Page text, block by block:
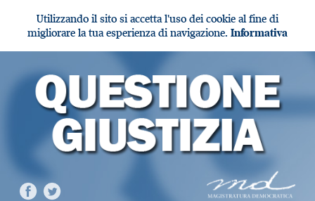
Utilizzando il sito si accetta l'uso dei cookie al fine di
migliorare la tua esperienza di navigazione. Informativa